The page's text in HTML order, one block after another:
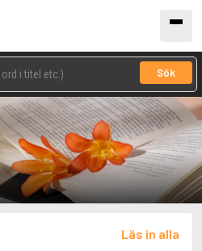
Sök
Läs in alla